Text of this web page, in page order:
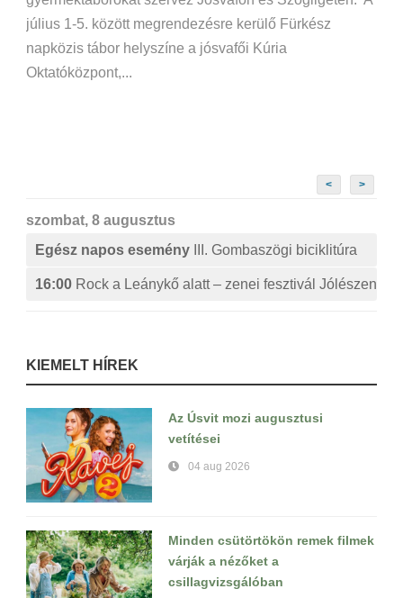
július 1-5. között megrendezésre kerülő Fürkész
napközis tábor helyszíne a jósvafői Kúria
Oktatóközpont,...
< >
szombat, 8 augusztus
Egész napos esemény
III. Gombaszögi biciklitúra
16:00 Rock a Leánykő alatt – zenei fesztivál Jólészen
KIEMELT HÍREK
Az Úsvit mozi augusztusi
vetítései
04 aug 2026
Minden csütörtökön remek filmek
várják a nézőket a
csillagvizsgálóban